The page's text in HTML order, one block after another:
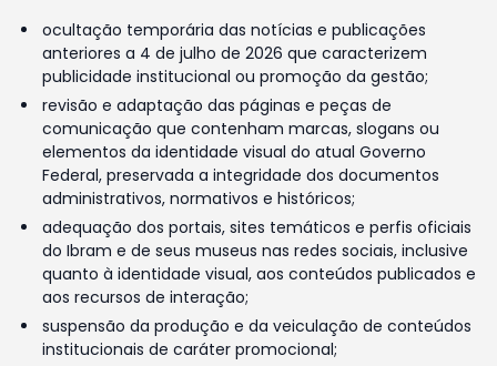
ocultação temporária das notícias e publicações
anteriores a 4 de julho de 2026 que caracterizem
publicidade institucional ou promoção da gestão;
revisão e adaptação das páginas e peças de
comunicação que contenham marcas, slogans ou
elementos da identidade visual do atual Governo
Federal, preservada a integridade dos documentos
administrativos, normativos e históricos;
adequação dos portais, sites temáticos e perfis oficiais
do Ibram e de seus museus nas redes sociais, inclusive
quanto à identidade visual, aos conteúdos publicados e
aos recursos de interação;
suspensão da produção e da veiculação de conteúdos
institucionais de caráter promocional;